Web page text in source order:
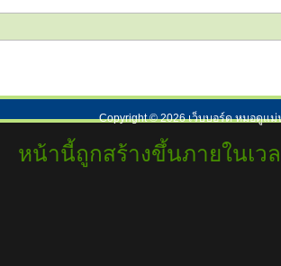
Copyright ©2026เว็บบอร์ด หมอดูแม่
หน้านี้ถูกสร้างขึ้นภายในเว